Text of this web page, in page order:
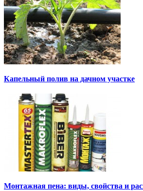
Капельный полив на дачном участке
Монтажная пена: виды, свойства и